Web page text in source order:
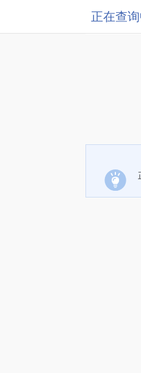
正在查